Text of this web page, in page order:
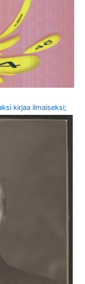
kirjaa ilmaiseksi;